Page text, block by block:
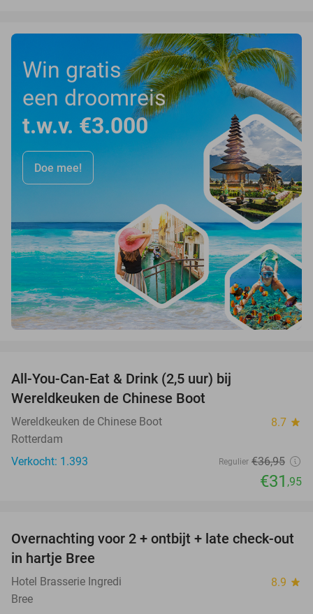
Win gratis
een droomreis
t.w.v. €3.000
Doe mee!
All-You-Can-Eat & Drink (2,5 uur) bij
Wereldkeuken de Chinese Boot
Wereldkeuken de Chinese Boot 8.7 star
Rotterdam
Verkocht: 1.393
Regulier €36,95
€31 ,95
41%
TODAY
Overnachting voor 2 + ontbijt + late check-out
in hartje Bree
Hotel Brasserie Ingredi 8.9 star
Bree